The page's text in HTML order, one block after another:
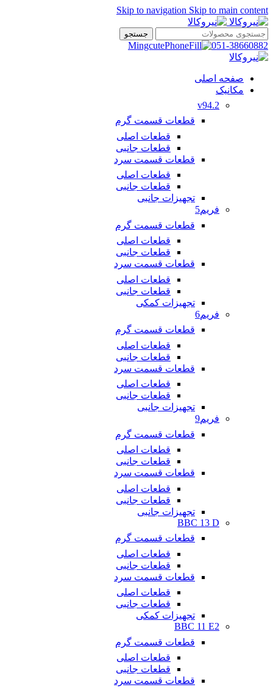
Skip to navigation Skip to main content
جستجو
051-38660882
صفحه اصلی
مکانیک
v94.2
قطعات قسمت گرم
قطعات اصلی
قطعات جانبی
قطعات قسمت سرد
قطعات اصلی
قطعات جانبی
تجهیزات جانبی
فریم5
قطعات قسمت گرم
قطعات اصلی
قطعات جانبی
قطعات قسمت سرد
قطعات اصلی
قطعات جانبی
تجهیزات کمکی
فریم6
قطعات قسمت گرم
قطعات اصلی
قطعات جانبی
قطعات قسمت سرد
قطعات اصلی
قطعات جانبی
تجهیزات جانبی
فریم9
قطعات قسمت گرم
قطعات اصلی
قطعات جانبی
قطعات قسمت سرد
قطعات اصلی
قطعات جانبی
تجهیزات جانبی
BBC 13 D
قطعات قسمت گرم
قطعات اصلی
قطعات جانبی
قطعات قسمت سرد
قطعات اصلی
قطعات جانبی
تجهیزات کمکی
BBC 11 E2
قطعات قسمت گرم
قطعات اصلی
قطعات جانبی
قطعات قسمت سرد